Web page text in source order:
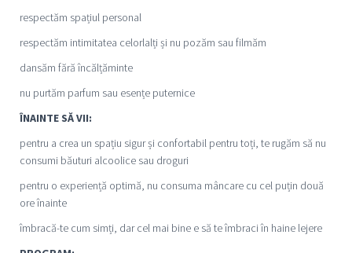
respectăm spațiul personal
respectăm intimitatea celorlalți și nu pozăm sau filmăm
dansăm fără încălțăminte
nu purtăm parfum sau esențe puternice
ÎNAINTE SĂ VII:
pentru a crea un spațiu sigur și confortabil pentru toți, te rugăm să nu
consumi băuturi alcoolice sau droguri
pentru o experiență optimă, nu consuma mâncare cu cel puțin două
ore înainte
îmbracă-te cum simți, dar cel mai bine e să te îmbraci în haine lejere